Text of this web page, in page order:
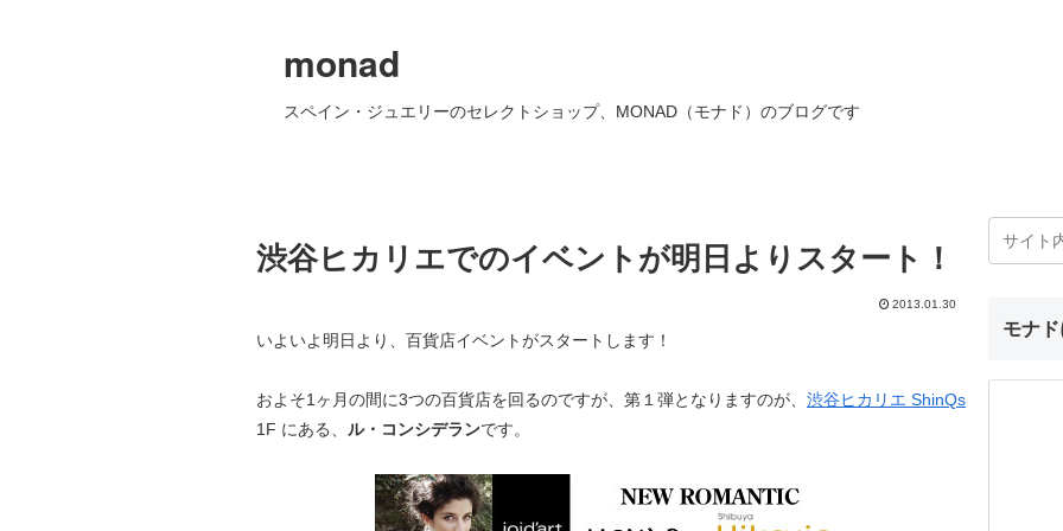
monad
スペイン・ジュエリーのセレクトショップ、MONAD（モナド）のブログです
渋谷ヒカリエでのイベントが明日よりスタート！
2013.01.30
いよいよ明日より、百貨店イベントがスタートします！
およそ1ヶ月の間に3つの百貨店を回るのですが、第１弾となりますのが、 渋谷ヒカリエ ShinQs
1F にある、 ル・コンシデランです。
モナ